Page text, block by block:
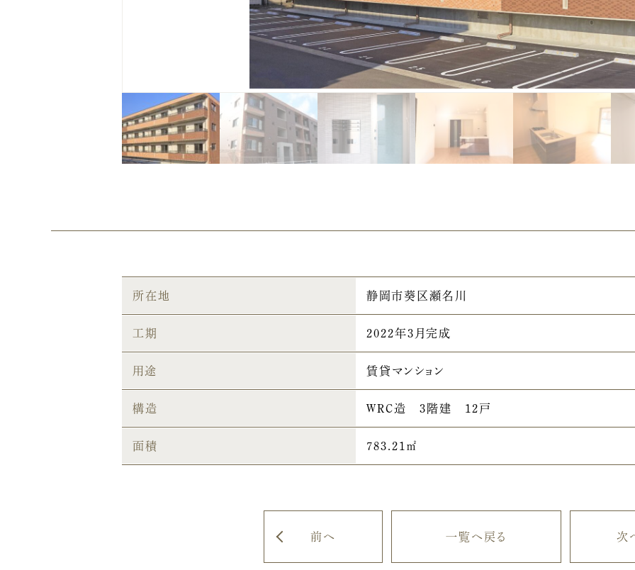
所在地 静岡市葵区瀬名川
工期 2022年3月完成
用途 賃貸マンション
構造 WRC造 3階建 12戸
面積 783.21㎡
前へ 一覧へ戻る 次